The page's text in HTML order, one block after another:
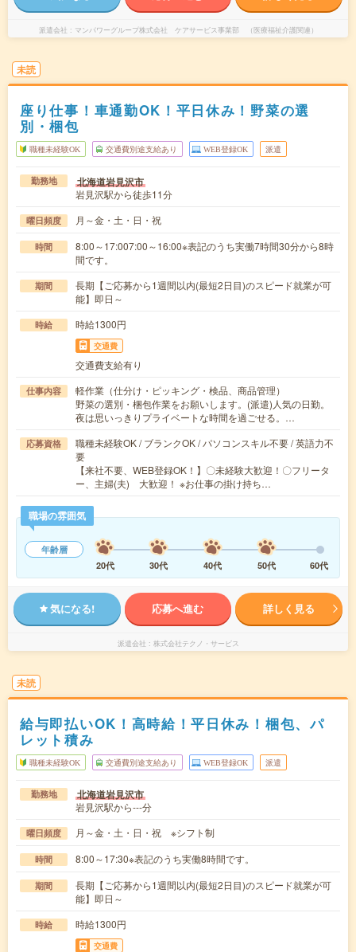
派遣会社 マンパワーグループ株式会社 ケアサービス事業部 （医療福祉介護関連）
未読
座り仕事！車通勤OK！平日休み！野菜の選
別・梱包
職種未経験OK 交通費別途支給あり WEB登録OK 派遣
勤務地 北海道岩見沢市
岩見沢駅から徒歩11分
曜日頻度 月～金・土・日・祝
時間
8:00～17:007:00～16:00※表記のうち実働7時間30分から8時
間です。
期間
長期【ご応募から1週間以内(最短2日目)のスピード就業が可
能】即日～
時給 時給1300円
交通費
交通費支給有り
仕事内容
軽作業（仕分け・ピッキング・検品、商品管理）
野菜の選別・梱包作業をお願いします。(派遣)人気の日勤。
夜は思いっきりプライベートな時間を過ごせる。…
応募資格
職種未経験OK / ブランクOK / パソコンスキル不要 / 英語力不
要
【来社不要、WEB登録OK！】〇未経験大歓迎！〇フリータ
ー、主婦(夫) 大歓迎！ ※お仕事の掛け持ち…
職場の雰囲気
年齢層
20代
30代 40代 50代 60代
気になる! 応募へ進む 詳しく見る
派遣会社 株式会社テクノ・サービス
未読
給与即払いOK！高時給！平日休み！梱包、パ
レット積み
職種未経験OK 交通費別途支給あり WEB登録OK 派遣
勤務地 北海道岩見沢市
岩見沢駅から---分
曜日頻度 月～金・土・日・祝 ※シフト制
時間 8:00～17:30※表記のうち実働8時間です。
期間
長期【ご応募から1週間以内(最短2日目)のスピード就業が可
能】即日～
時給 時給1300円
交通費